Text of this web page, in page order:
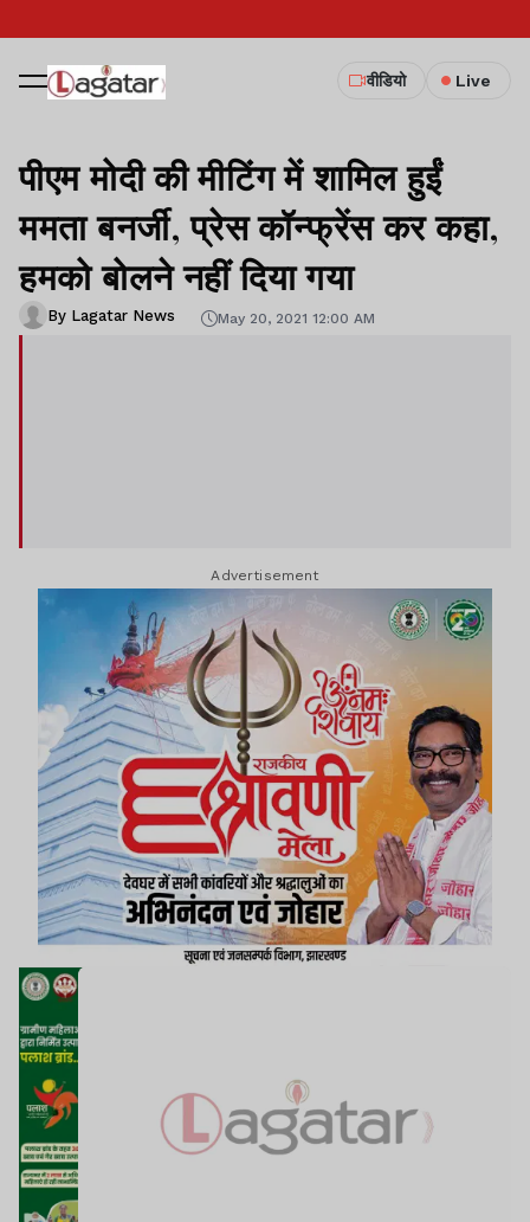
वीडियो Live
पीएम मोदी की मीटिंग में शामिल हुईं
ममता बनर्जी, प्रेस कॉन्फ्रेंस कर कहा,
हमको बोलने नहीं दिया गया
By Lagatar News May 20, 2021 12:00 AM
Advertisement